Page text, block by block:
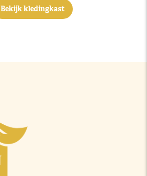
Bekijk kledingkast